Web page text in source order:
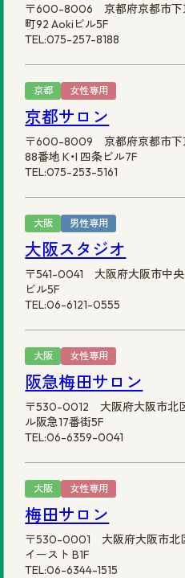
〒600-8006 京都府京都市下
町92 Aokiビル5F
TEL:075-257-8188
京都 女性専用
京都サロン
〒600-8009 京都府京都市下
88番地 K・I 四条ビル7F
TEL:075-253-5161
大阪 男性専用
大阪スタジオ
〒541-0041 大阪府大阪市中
ビル5F
TEL:06-6121-0555
大阪 女性専用
阪急梅田サロン
〒530-0012 大阪府大阪市北
ル阪急17番街5F
TEL:06-6359-0041
大阪 女性専用
梅田サロン
〒530-0001 大阪府大阪市北
イースト B1F
TEL:06-6344-1515